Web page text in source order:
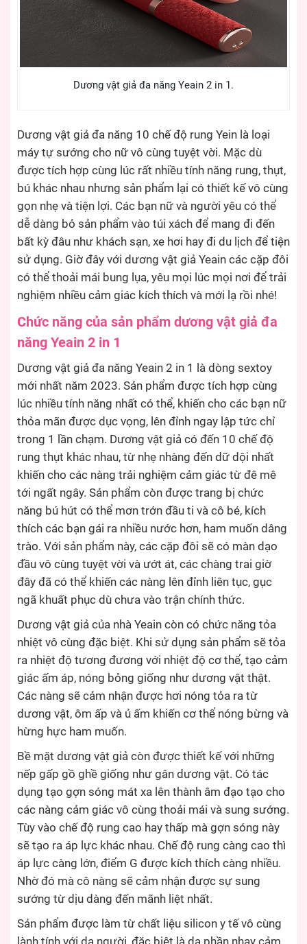
Dương vật giả đa năng Yeain 2 in 1.
Dương vật giả đa năng 10 chế độ rung Yein là loại
máy tự sướng cho nữ vô cùng tuyệt vời. Mặc dù
được tích hợp cùng lúc rất nhiều tính năng rung, thụt,
bú khác nhau nhưng sản phẩm lại có thiết kế vô cùng
gọn nhẹ và tiện lợi. Các bạn nữ và người yêu có thể
dễ dàng bỏ sản phẩm vào túi xách để mang đi đến
bất kỳ đâu như khách sạn, xe hơi hay đi du lịch để tiện
sử dụng. Giờ đây với dương vật giả Yeain các cặp đôi
có thể thoải mái bung lụa, yêu mọi lúc mọi nơi để trải
nghiệm nhiều cảm giác kích thích và mới lạ rồi nhé!
Chức năng của sản phẩm dương vật giả đa
năng Yeain 2 in 1
Dương vật giả đa năng Yeain 2 in 1 là dòng sextoy
mới nhất năm 2023. Sản phẩm được tích hợp cùng
lúc nhiều tính năng nhất có thể, khiến cho các bạn nữ
thỏa mãn được dục vọng, lên đỉnh ngay lập tức chỉ
trong 1 lần chạm. Dương vật giả có đến 10 chế độ
rung thụt khác nhau, từ nhẹ nhàng đến dữ dội nhất
khiến cho các nàng trải nghiệm cảm giác từ đê mê
tới ngất ngây. Sản phẩm còn được trang bị chức
năng bú hút có thể mơn trớn đầu ti và cô bé, kích
thích các bạn gái ra nhiều nước hơn, ham muốn dâng
trào. Với sản phẩm này, các cặp đôi sẽ có màn dạo
đầu vô cùng tuyệt vời và ướt át, các chàng trai giờ
đây đã có thể khiến các nàng lên đỉnh liên tục, gục
ngã khuất phục dù chưa vào trận chính thức.
Dương vật giả của nhà Yeain còn có chức năng tỏa
nhiệt vô cùng đặc biệt. Khi sử dụng sản phẩm sẽ tỏa
ra nhiệt độ tương đương với nhiệt độ cơ thể, tạo cảm
giác ấm áp, nóng bỏng giống như dương vật thật.
Các nàng sẽ cảm nhận được hơi nóng tỏa ra từ
dương vật, ôm ấp và ủ ấm khiến cơ thể nóng bừng và
hừng hực ham muốn.
Bề mặt dương vật giả còn được thiết kế với những
nếp gấp gồ ghề giống như gân dương vật. Có tác
dụng tạo gợn sóng mát xa lên thành âm đạo tạo cho
các nàng cảm giác vô cùng thoải mái và sung sướng.
Tùy vào chế độ rung cao hay thấp mà gợn sóng này
sẽ tạo ra áp lực khác nhau. Chế độ rung càng cao thì
áp lực càng lớn, điểm G được kích thích càng nhiều.
Nhờ đó mà cô nàng sẽ cảm nhận được sự sung
sướng từ dịu dàng đến mãnh liệt nhất.
Sản phẩm được làm từ chất liệu silicon y tế vô cùng